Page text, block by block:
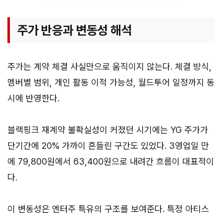
주가 반응과 변동성 해석
주가는 계약 체결 사실만으로 움직이지 않는다. 체결 방식,
멤버별 범위, 개인 활동 이적 가능성, 월드투어 일정까지 동
시에 반영한다.
블랙핑크 재계약 불확실성이 커졌던 시기에는 YG 주가가
단기간에 20% 가까이 흔들린 구간도 있었다. 3영업일 만
에 79,800원에서 63,400원으로 내려간 흐름이 대표적이
다.
이 변동성은 엔터주 특유의 구조를 보여준다. 특정 아티스